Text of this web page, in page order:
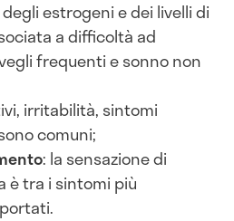
estrogeni e dei livelli di
a difficoltà ad
frequenti e sonno non
irritabilità, sintomi
comuni;
: la sensazione di
è tra i sintomi più